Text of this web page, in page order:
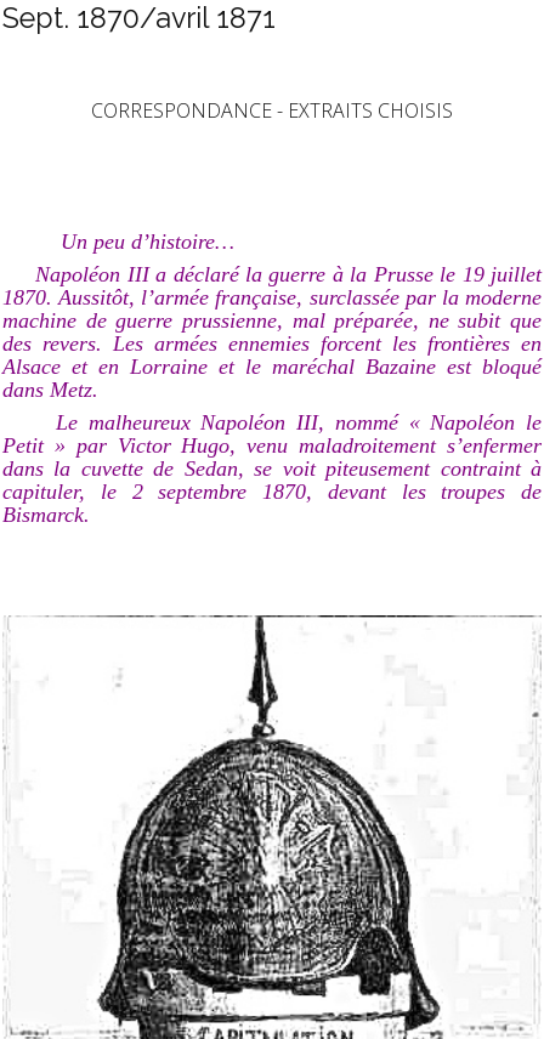
Sept. 1870/avril 1871
CORRESPONDANCE - EXTRAITS CHOISIS
Un peu d’histoire…
Napoléon III a déclaré la guerre à la Prusse le 19 juillet
1870. Aussitôt, l’armée française, surclassée par la moderne
machine de guerre prussienne, mal préparée, ne subit que
des revers. Les armées ennemies forcent les frontières en
Alsace et en Lorraine et le maréchal Bazaine est bloqué
dans Metz.
Le malheureux Napoléon III, nommé « Napoléon le
Petit » par Victor Hugo, venu maladroitement s’enfermer
dans la cuvette de Sedan, se voit piteusement contraint à
capituler, le 2 septembre 1870, devant les troupes de
Bismarck.